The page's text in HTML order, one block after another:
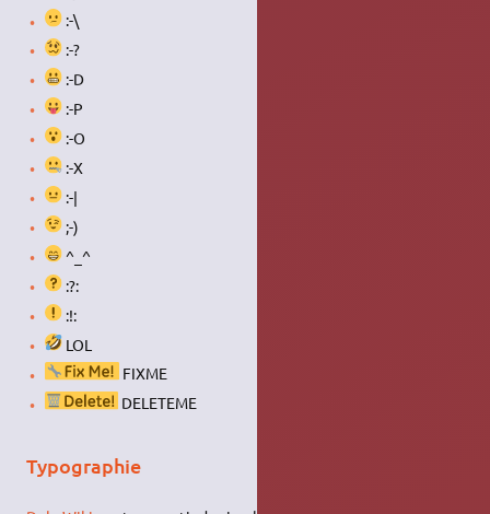
:-\
:-?
:-D
:-P
:-O
:-X
:-|
;-)
^_^
:?:
:!:
LOL
FIXME
DELETEME
Typographie